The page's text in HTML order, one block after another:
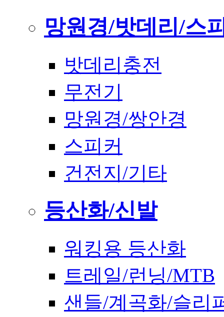
망원경/밧데리/스
밧데리충전
무전기
망원경/쌍안경
스피커
건전지/기타
등산화/신발
워킹용 등산화
트레일/런닝/MTB
샌들/계곡화/슬리